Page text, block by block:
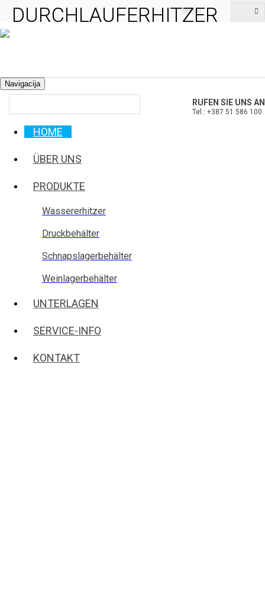
Srpski
RUFEN SIE UNS AN
Tel.: +387 51 586 100
Navigacija
HOME
ÜBER UNS
PRODUKTE
Wassererhitzer
Druckbehälter
Schnapslagerbehälter
Weinlagerbehälter
UNTERLAGEN
SERVICE-INFO
KONTAKT
DURCHLAUFERHITZER
DURCHLAUFERHITZER